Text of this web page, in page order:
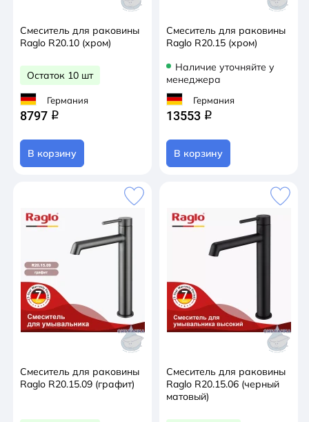
Смеситель для раковины
Raglo R20.10 (хром)
Остаток 10 шт
Германия
8797 q
В корзину
Смеситель для раковины
Raglo R20.15 (хром)
Наличие уточняйте у
менеджера
Германия
13553 q
В корзину
Смеситель для раковины
Raglo R20.15.09 (графит)
Смеситель для раковины
Raglo R20.15.06 (черный
матовый)